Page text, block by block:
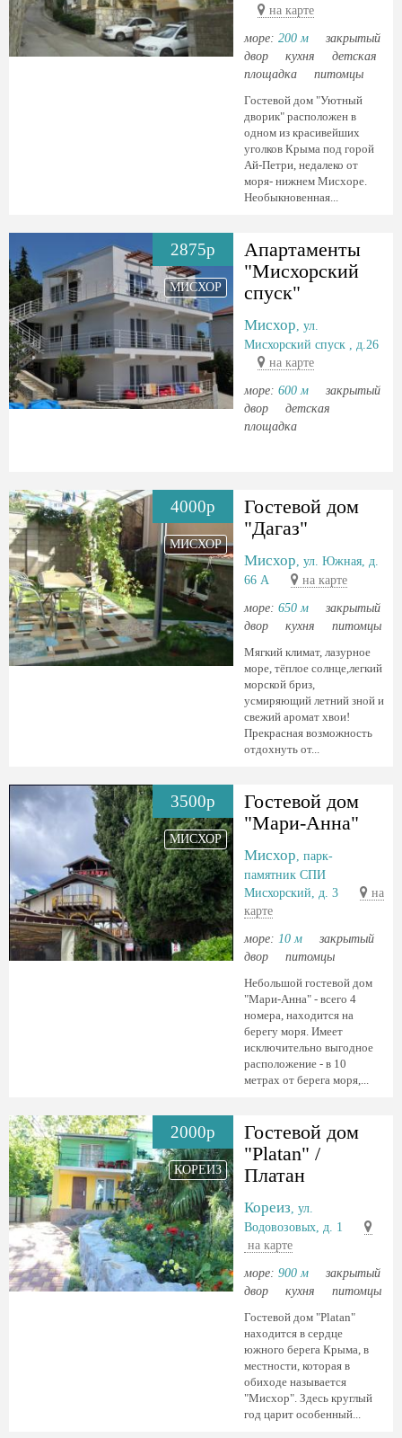
на карте
море: 200 м
закрытый
двор
кухня
детская
площадка
питомцы
Гостевой дом "Уютный
дворик" расположен в
одном из красивейших
уголков Крыма под горой
Ай-Петри, недалеко от
моря- нижнем Мисхоре.
Необыкновенная...
2875р
МИСХОР
Апартаменты
"Мисхорский
спуск"
Мисхор, ул.
Мисхорский спуск , д.26
на карте
море: 600 м
закрытый
двор
детская
площадка
4000р
МИСХОР
Гостевой дом
"Дагаз"
Мисхор, ул. Южная, д.
66 А
на карте
море: 650 м
закрытый
двор
кухня
питомцы
Мягкий климат, лазурное
море, тёплое солнце,легкий
морской бриз,
усмиряющий летний зной и
свежий аромат хвои!
Прекрасная возможность
отдохнуть от...
3500р
МИСХОР
Гостевой дом
"Мари-Анна"
Мисхор, парк-
памятник СПИ
Мисхорский, д. 3
на
карте
море: 10 м
закрытый
двор
питомцы
Небольшой гостевой дом
"Мари-Анна" - всего 4
номера, находится на
берегу моря. Имеет
исключительно выгодное
расположение - в 10
метрах от берега моря,...
2000р
КОРЕИЗ
Гостевой дом
"Platan" /
Платан
Кореиз, ул.
Водовозовых, д. 1
на карте
море: 900 м
закрытый
двор
кухня
питомцы
Гостевой дом "Platan"
находится в сердце
южного берега Крыма, в
местности, которая в
обиходе называется
"Мисхор". Здесь круглый
год царит особенный...